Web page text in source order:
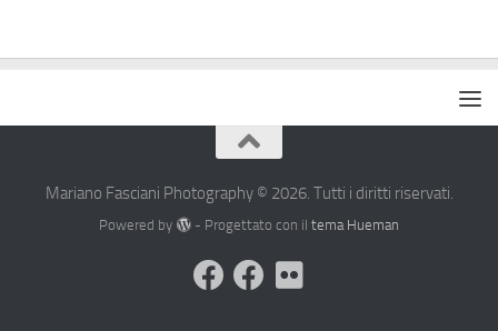
Mariano Fasciani Photography © 2026. Tutti i diritti riservati.
Powered by - Progettato con il tema Hueman